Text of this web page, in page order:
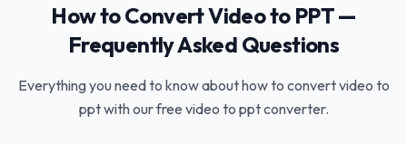
How to Convert Video to PPT —
Frequently Asked Questions
Everything you need to know about how to convert video to
ppt with our free video to ppt converter.